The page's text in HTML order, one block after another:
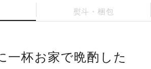
熨斗・梱包
一杯お家で晩酌した